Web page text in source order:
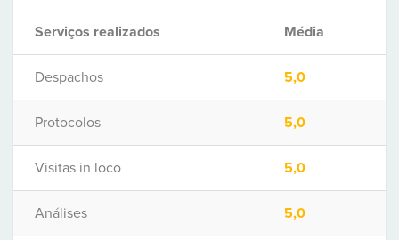
Serviços realizados Média
Despachos 5,0
Protocolos 5,0
Visitas in loco 5,0
Análises 5,0